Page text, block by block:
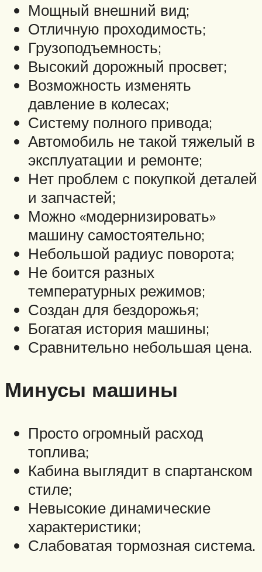
Мощный внешний вид;
Отличную проходимость;
Грузоподъемность;
Высокий дорожный просвет;
Возможность изменять
давление в колесах;
Систему полного привода;
Автомобиль не такой тяжелый в
эксплуатации и ремонте;
Нет проблем с покупкой деталей
и запчастей;
Можно «модернизировать»
машину самостоятельно;
Небольшой радиус поворота;
Не боится разных
температурных режимов;
Создан для бездорожья;
Богатая история машины;
Сравнительно небольшая цена.
Минусы машины
Просто огромный расход
топлива;
Кабина выглядит в спартанском
стиле;
Невысокие динамические
характеристики;
Слабоватая тормозная система.